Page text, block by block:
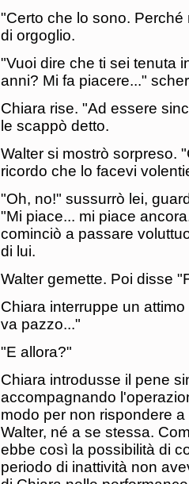
"Certo che lo sono.
di orgoglio.
"Vuoi dire che ti sei tenuta
anni? Mi fa piacere..."
Chiara rise. "Ad essere
le scappò detto.
Walter si mostrò sorpreso.
ricordo che lo facevi
"Oh, no!" sussurrò lei,
"Mi piace... mi piace
cominciò a passare
di lui.
Walter gemette. Poi disse
Chiara interruppe un
va pazzo..."
"E allora?"
Chiara introdusse il pene
accompagnando
modo per non rispondere
Walter, né a se stessa.
ebbe così la possibilità di
periodo di inattività non